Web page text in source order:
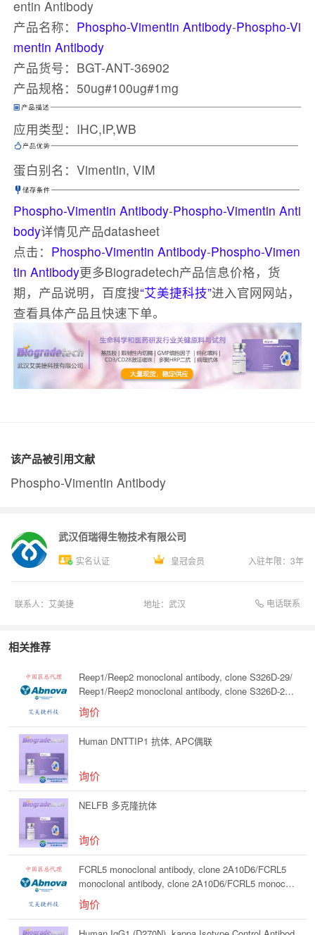
entin Antibody
产品名称： Phospho-Vimentin Antibody-Phospho-Vi
mentin Antibody
产品货号：BGT-ANT-36902
产品规格：50ug#100ug#1mg
应用类型：IHC,IP,WB
蛋白别名：Vimentin, VIM
Phospho-Vimentin Antibody-Phospho-Vimentin Anti
body详情见产品datasheet
点击： Phospho-Vimentin Antibody-Phospho-Vimen
tin Antibody更多Biogradetech产品信息价格，货
期，产品说明，百度搜“艾美捷科技”进入官网网站，
查看具体产品且快速下单。
该产品被引用文献
Phospho-Vimentin Antibody
武汉佰瑞得生物技术有限公司
实名认证 皇冠会员 入驻年限： 3年
联系人： 艾美捷 地址： 武汉 电话联系
相关推荐
Reep1/Reep2 monoclonal antibody, clone S326D-29/
Reep1/Reep2 monoclonal antibody, clone S326D-29/
Reep1/Reep2 monoclonal antibody, clone S326D-29
询价
Human DNTTIP1 抗体, APC偶联
询价
NELFB 多克隆抗体
询价
FCRL5 monoclonal antibody, clone 2A10D6/FCRL5
monoclonal antibody, clone 2A10D6/FCRL5 monoclo
nal antibody, clone 2A10D6
询价